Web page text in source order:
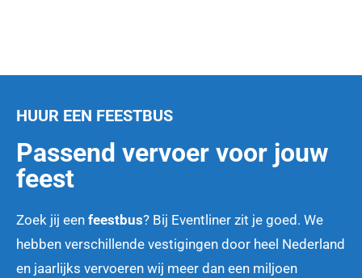
HUUR EEN FEESTBUS
Passend vervoer voor jouw
feest
Zoek jij een feestbus? Bij Eventliner zit je goed. We
hebben verschillende vestigingen door heel Nederland
en jaarlijks vervoeren wij meer dan een miljoen